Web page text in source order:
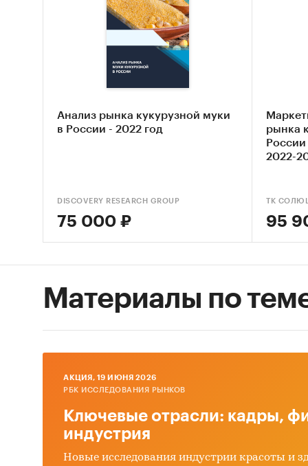
Анализ рынка кукурузной муки
в России - 2022 год
DISCOVERY RESEARCH GROUP
75 000 ₽
рынка
2022-
ТК
95
Материалы по
AКЦИЯ, 19 ИЮНЯ 2026
РБК ИССЛЕДОВАНИЯ РЫНКОВ
Ключевые отрасли: кадры,
индустрия
Новые исследования индустрии красоты и